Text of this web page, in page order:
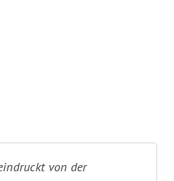
von der